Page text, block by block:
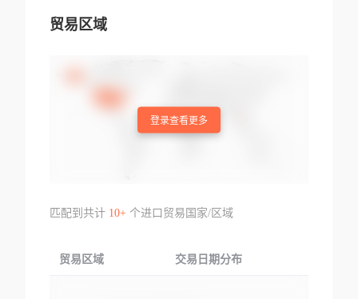
贸易区域
登录查看更多
匹配到共计 10+个进口贸易国家/区域
贸易区域 交易日期分布